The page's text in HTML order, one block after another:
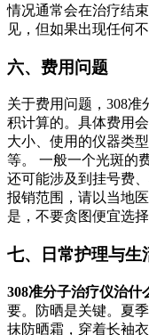
情况通常会在治疗结
见，但如果出现任何
六、费用问题
关于费用问题，308
积计算的。具体费用
大小、使用的仪器类
等。 一般一个光斑的
还可能涉及到挂号费
报销范围，请以当地
是，不要贪图便宜选
七、日常护理与生
308准分子治疗仪治什
要。防晒是关键。夏
抹防晒霜，穿着长袖